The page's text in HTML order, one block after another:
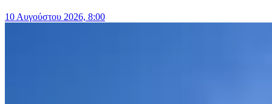
10 Αυγούστου 2026, 8:00